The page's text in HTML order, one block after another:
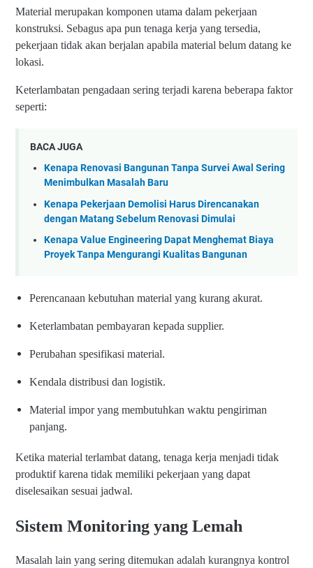
Material merupakan komponen utama dalam pekerjaan
konstruksi. Sebagus apa pun tenaga kerja yang tersedia,
pekerjaan tidak akan berjalan apabila material belum datang ke
lokasi.
Keterlambatan pengadaan sering terjadi karena beberapa faktor
seperti:
BACA JUGA
Kenapa Renovasi Bangunan Tanpa Survei Awal Sering
Menimbulkan Masalah Baru
Kenapa Pekerjaan Demolisi Harus Direncanakan
dengan Matang Sebelum Renovasi Dimulai
Kenapa Value Engineering Dapat Menghemat Biaya
Proyek Tanpa Mengurangi Kualitas Bangunan
Perencanaan kebutuhan material yang kurang akurat.
Keterlambatan pembayaran kepada supplier.
Perubahan spesifikasi material.
Kendala distribusi dan logistik.
Material impor yang membutuhkan waktu pengiriman
panjang.
Ketika material terlambat datang, tenaga kerja menjadi tidak
produktif karena tidak memiliki pekerjaan yang dapat
diselesaikan sesuai jadwal.
Sistem Monitoring yang Lemah
Masalah lain yang sering ditemukan adalah kurangnya kontrol